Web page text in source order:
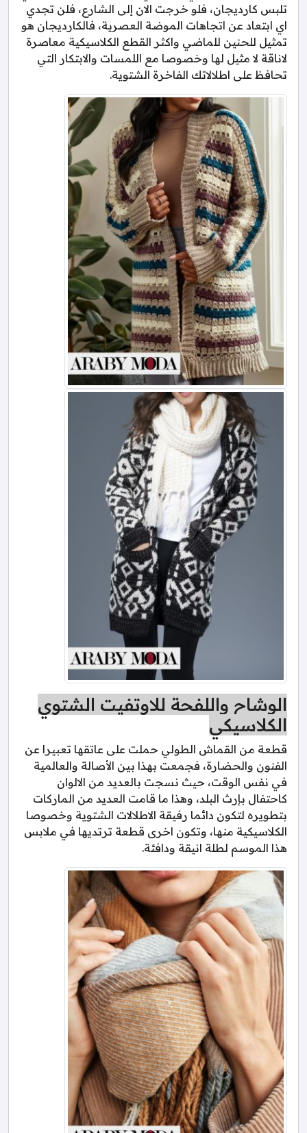
تلبس كارديجان، فلو خرجت الان إلى الشارع، فلن تجدي
اي ابتعاد عن اتجاهات الموضة العصرية، فالكارديجان هو
تمثيل للحنين للماضي واكثر القطع الكلاسيكية معاصرة
لاناقة لا مثيل لها وخصوصا مع اللمسات والابتكار التي
تحافظ على اطلالاتك الفاخرة الشتوية.
الوشاح واللفحة للاوتفيت الشتوي
الكلاسيكي
قطعة من القماش الطولي حملت على عاتقها تعبيرا عن
الفنون والحضارة، فجمعت بهذا بين الأصالة والعالمية
في نفس الوقت، حيث نسجت بالعديد من الالوان
كاحتفال بإرث البلد، وهذا ما قامت العديد من الماركات
بتطويره لتكون دائما رفيقة الاطلالات الشتوية وخصوصا
الكلاسيكية منها، وتكون اخرى قطعة ترتديها في ملابس
هذا الموسم لطلة انيقة ودافئة.